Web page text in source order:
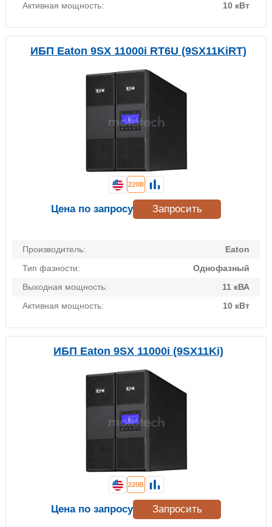
Активная мощность:
10 кВт
ИБП Eaton 9SX 11000i RT6U (9SX11KiRT)
Производитель:
Eaton
Тип фазности:
Однофазный
Выходная мощность:
11 кВА
Активная мощность:
10 кВт
220В
Цена по запросу Запросить
ИБП Eaton 9SX 11000i (9SX11Ki)
220В
Цена по запросу Запросить